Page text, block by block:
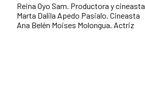
Reina Oyo Sam. Productora y cineasta
Marta Dalila Apedo Pasialo. Cineasta
Ana Belén Moises Molongua. Actriz